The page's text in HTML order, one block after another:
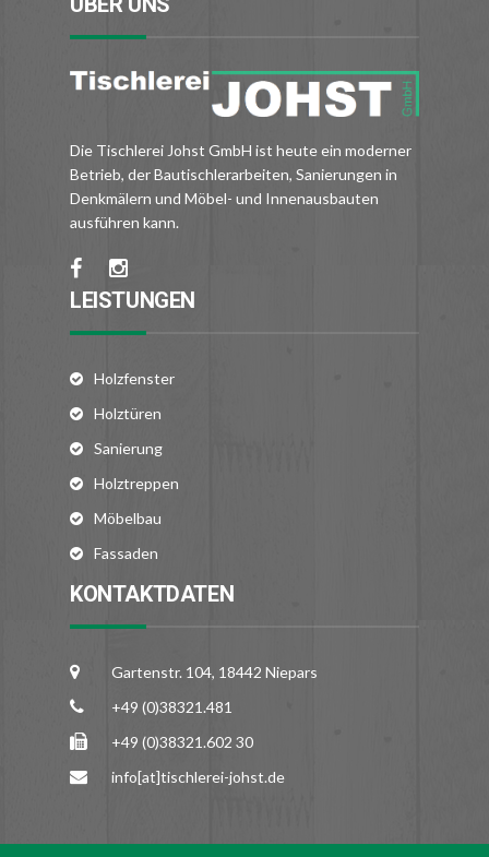
Die Tischlerei Johst GmbH ist heute ein moderner
Betrieb, der Bautischlerarbeiten, Sanierungen in
Denkmälern und Möbel- und Innenausbauten
ausführen kann.
LEISTUNGEN
Holzfenster
Holztüren
Sanierung
Holztreppen
Möbelbau
Fassaden
KONTAKTDATEN
Gartenstr. 104, 18442 Niepars
+49 (0)38321.481
+49 (0)38321.602 30
info[at]tischlerei-johst.de